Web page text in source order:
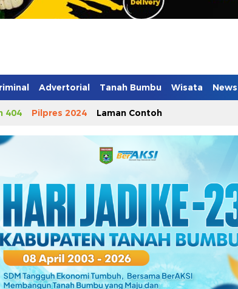
Mendidik
Advertorial Tanah Bumbu Wisata News
404 Pilpres 2024 Laman Contoh